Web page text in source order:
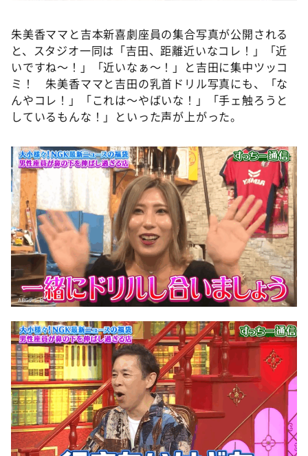
朱美香ママと吉本新喜劇座員の集合写真が公開される
と、スタジオ一同は「吉田、距離近いなコレ！」「近
いですね～！」「近いなぁ～！」と吉田に集中ツッコ
ミ！ 朱美香ママと吉田の乳首ドリル写真にも、「な
んやコレ！」「これは～やばいな！」「手ェ触ろうと
しているもんな！」といった声が上がった。